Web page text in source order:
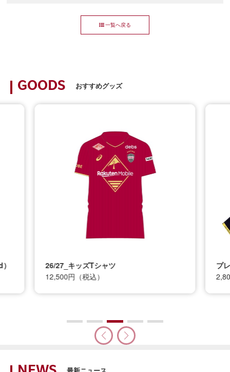
一覧へ戻る
GOODS おすすめグッズ
26/27_キッズTシャツ
12,500円（税込）
プ